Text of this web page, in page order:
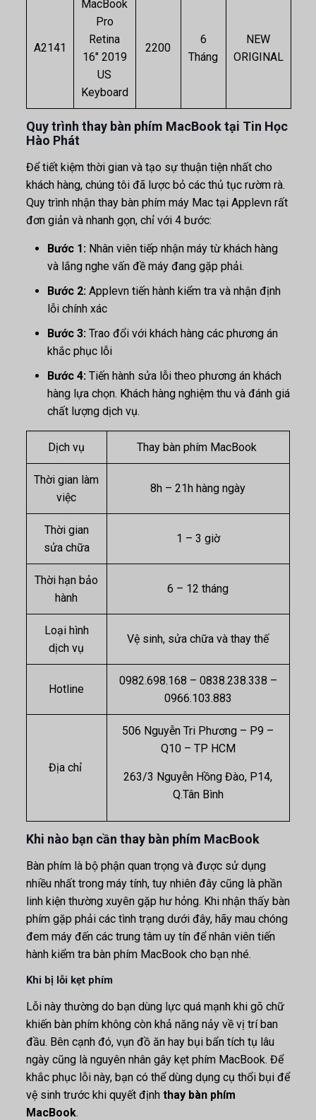
A2141
MacBook
Pro
Retina
16″ 2019
US
Keyboard
2200
6
Tháng
NEW
ORIGINAL
Quy trình thay bàn phím MacBook tại Tin Học
Hào Phát
Để tiết kiệm thời gian và tạo sự thuận tiện nhất cho
khách hàng, chúng tôi đã lược bỏ các thủ tục rườm rà.
Quy trình nhận thay bàn phím máy Mac tại Applevn rất
đơn giản và nhanh gọn, chỉ với 4 bước:
Bước 1: Nhân viên tiếp nhận máy từ khách hàng
và lắng nghe vấn đề máy đang gặp phải.
Bước 2: Applevn tiến hành kiểm tra và nhận định
lỗi chính xác
Bước 3: Trao đổi với khách hàng các phương án
khắc phục lỗi
Bước 4: Tiến hành sửa lỗi theo phương án khách
hàng lựa chọn. Khách hàng nghiệm thu và đánh giá
chất lượng dịch vụ.
Dịch vụ Thay bàn phím MacBook
Thời gian làm
việc
8h – 21h hàng ngày
Thời gian
sửa chữa
1 – 3 giờ
Thời hạn bảo
hành
6 – 12 tháng
Loại hình
dịch vụ
Vệ sinh, sửa chữa và thay thế
Hotline
0982.698.168 – 0838.238.338 –
0966.103.883
Địa chỉ
506 Nguyễn Tri Phương – P9 –
Q10 – TP HCM
263/3 Nguyễn Hồng Đào, P14,
Q.Tân Bình
Khi nào bạn cần thay bàn phím MacBook
Bàn phím là bộ phận quan trọng và được sử dụng
nhiều nhất trong máy tính, tuy nhiên đây cũng là phần
linh kiện thường xuyên gặp hư hỏng. Khi nhận thấy bàn
phím gặp phải các tình trạng dưới đây, hãy mau chóng
đem máy đến các trung tâm uy tín để nhân viên tiến
hành kiểm tra bàn phím MacBook cho bạn nhé.
Khi bị lỗi kẹt phím
Lỗi này thường do bạn dùng lực quá mạnh khi gõ chữ
khiến bàn phím không còn khả năng nảy về vị trí ban
đầu. Bên cạnh đó, vụn đồ ăn hay bụi bẩn tích tụ lâu
ngày cũng là nguyên nhân gây kẹt phím MacBook. Để
khắc phục lỗi này, bạn có thể dùng dụng cụ thổi bụi để
vệ sinh trước khi quyết định thay bàn phím
MacBook.